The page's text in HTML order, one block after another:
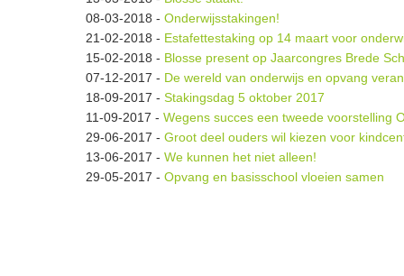
08-03-2018 - Onderwijsstakingen!
21-02-2018 - Estafettestaking op 14 maart voor
15-02-2018 - Blosse present op Jaarcongres Brede
07-12-2017 - De wereld van onderwijs en opvang
18-09-2017 - Stakingsdag 5 oktober 2017
11-09-2017 - Wegens succes een tweede voorstelling
29-06-2017 - Groot deel ouders wil kiezen voor
13-06-2017 - We kunnen het niet alleen!
29-05-2017 - Opvang en basisschool vloeien samen